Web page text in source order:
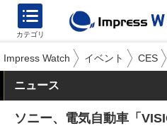
カテゴリ
Impress Watch イベント CES
ニュース
ソニー、電気自動車「